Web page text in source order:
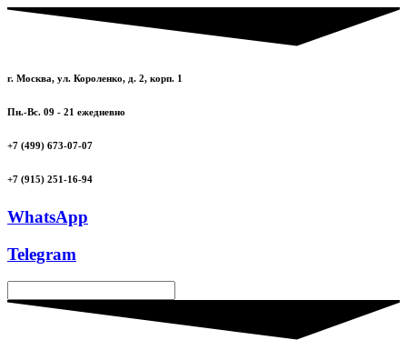
г. Москва, ул. Короленко, д. 2, корп. 1
Пн.-Вс. 09 - 21 ежедневно
+7 (499) 673-07-07
+7 (915) 251-16-94
WhatsApp
Telegram